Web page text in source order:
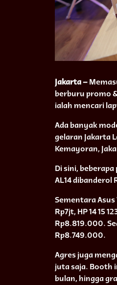
Jakarta –
berburu promo
ialah mencari
Ada banyak
gelaran Jakarta
Kemayoran,
Di sini,
AL14
Sementara Asus
Rp7jt, HP 14 15
Rp8.819.000.
Rp8.749.000.
Agres juga
juta saja. Booth
bulan, hingga